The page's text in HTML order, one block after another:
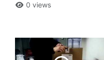
0 views